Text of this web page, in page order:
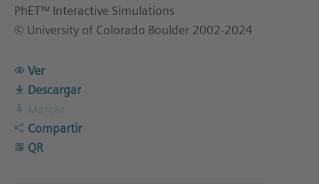
PhET™ Interactive Simulations
© University of Colorado Boulder 2002-2024
Ver
Descargar
Compartir
QR